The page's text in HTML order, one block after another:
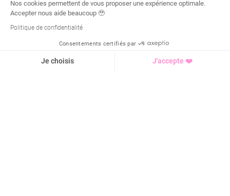
Nos cookies permettent de vous proposer une expérience optimale.
Accepter nous aide beaucoup 🥹
Politique de confidentialité
Consentements certifiés par
Je choisis J'accepte ❤️